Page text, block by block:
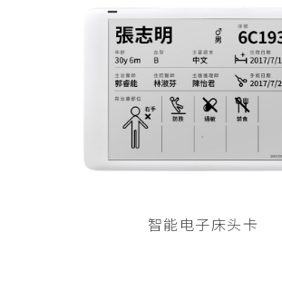
智能电子床头卡
Next